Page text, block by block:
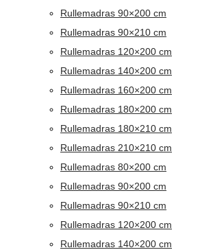
Rullemadras 90×200 cm
Rullemadras 90×210 cm
Rullemadras 120×200 cm
Rullemadras 140×200 cm
Rullemadras 160×200 cm
Rullemadras 180×200 cm
Rullemadras 180×210 cm
Rullemadras 210×210 cm
Rullemadras 80×200 cm
Rullemadras 90×200 cm
Rullemadras 90×210 cm
Rullemadras 120×200 cm
Rullemadras 140×200 cm